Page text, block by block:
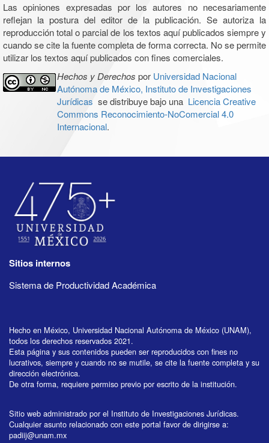
Las opiniones expresadas por los autores no necesariamente
reflejan la postura del editor de la publicación. Se autoriza la
reproducción total o parcial de los textos aquí publicados siempre y
cuando se cite la fuente completa de forma correcta. No se permite
utilizar los textos aquí publicados con fines comerciales.
Hechos y Derechos por Universidad Nacional
Autónoma de México, Instituto de Investigaciones
Jurídicas se distribuye bajo una Licencia Creative
Commons Reconocimiento-NoComercial 4.0
Internacional.
Sitios internos
Sistema de Productividad Académica
Hecho en México, Universidad Nacional Autónoma de México (UNAM),
todos los derechos reservados 2021.
Esta página y sus contenidos pueden ser reproducidos con fines no
lucrativos, siempre y cuando no se mutile, se cite la fuente completa y su
dirección electrónica.
De otra forma, requiere permiso previo por escrito de la institución.
Sitio web administrado por el Instituto de Investigaciones Jurídicas.
Cualquier asunto relacionado con este portal favor de dirigirse a:
padiij@unam.mx